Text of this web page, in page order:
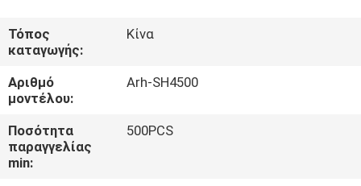
ΓΎΡΟΣ
ΕΡΓΟΣΤΑΣΊΩΝ
ΠΟΙΟΤΙΚΌΣ
ΈΛΕΓΧΟΣ
Τόπος
καταγωγής:
Κίνα
Αριθμό
μοντέλου:
Arh-SH4500
Ποσότητα
παραγγελίας
min:
500PCS